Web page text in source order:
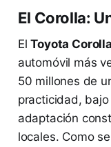
El Corolla:
ElToyota Corolla
automóvil más
50 millones de
practicidad,
adaptación
locales. Como